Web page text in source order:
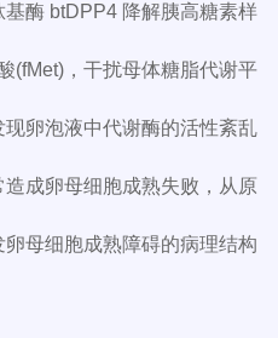
酶 btDPP4 降解胰高糖素样
(fMet)，干扰母体糖脂代谢平
卵泡液中代谢酶的活性紊乱
成卵母细胞成熟失败，从原
母细胞成熟障碍的病理结构